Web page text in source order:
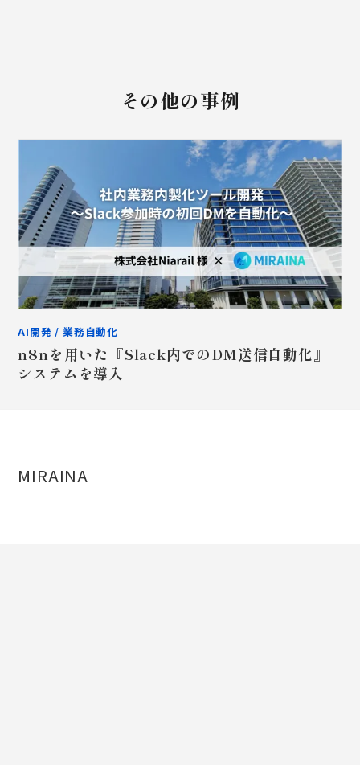
その他の事例
AI開発 / 業務自動化
n8nを用いた『Slack内でのDM送信自動化』
システムを導入
MIRAINA